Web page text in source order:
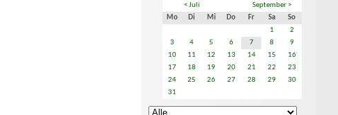
< Juli
September >
Mo
Di Mi Do Fr Sa
So
1
2
3
4 5 6 7 8
9
10
11 12 13 14 15
16
17
18 19 20 21 22
23
24
25 26 27 28 29
30
31